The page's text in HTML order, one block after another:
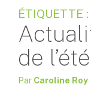
ÉTIQUETTE
de
Par Caroline Roy